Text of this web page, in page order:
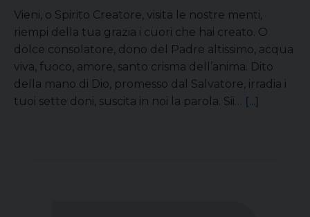
Vieni, o Spirito Creatore, visita le nostre menti,
riempi della tua grazia i cuori che hai creato. O
dolce consolatore, dono del Padre altissimo, acqua
viva, fuoco, amore, santo crisma dell’anima. Dito
della mano di Dio, promesso dal Salvatore, irradia i
tuoi sette doni, suscita in noi la parola. Sii… [...]